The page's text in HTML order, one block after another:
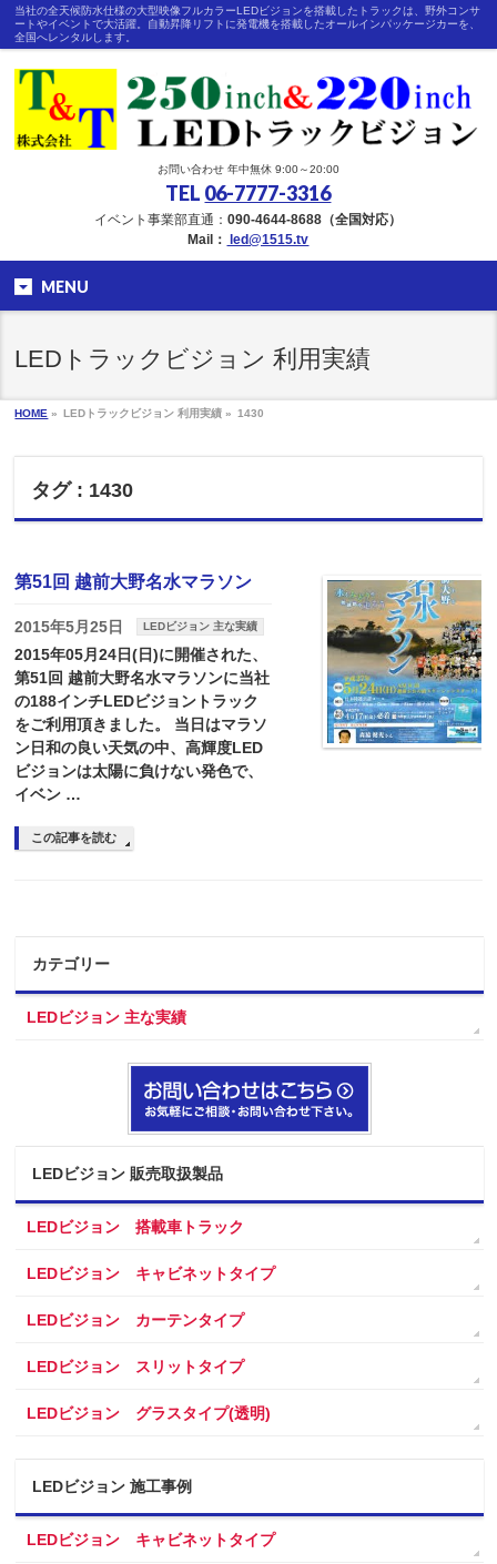
当社の全天候防水仕様の大型映像フルカラーLEDビジョンを搭載したトラックは、野外コンサ
ートやイベントで大活躍。自動昇降リフトに発電機を搭載したオールインパッケージカーを、
全国へレンタルします。
お問い合わせ 年中無休 9:00～20:00
TEL 06-7777-3316
イベント事業部直通：090-4644-8688（全国対応）
Mail：
led@1515.tv
MENU
LEDトラックビジョン 利用実績
HOME » LEDトラックビジョン 利用実績 » 1430
タグ : 1430
第51回 越前大野名水マラソン
2015年5月25日 LEDビジョン 主な実績
2015年05月24日(日)に開催された、
第51回 越前大野名水マラソンに当社
の188インチLEDビジョントラック
をご利用頂きました。 当日はマラソ
ン日和の良い天気の中、高輝度LED
ビジョンは太陽に負けない発色で、
イベン …
この記事を読む
カテゴリー
LEDビジョン 主な実績
LEDビジョン 販売取扱製品
LEDビジョン 搭載車トラック
LEDビジョン キャビネットタイプ
LEDビジョン カーテンタイプ
LEDビジョン スリットタイプ
LEDビジョン グラスタイプ(透明)
LEDビジョン 施工事例
LEDビジョン キャビネットタイプ